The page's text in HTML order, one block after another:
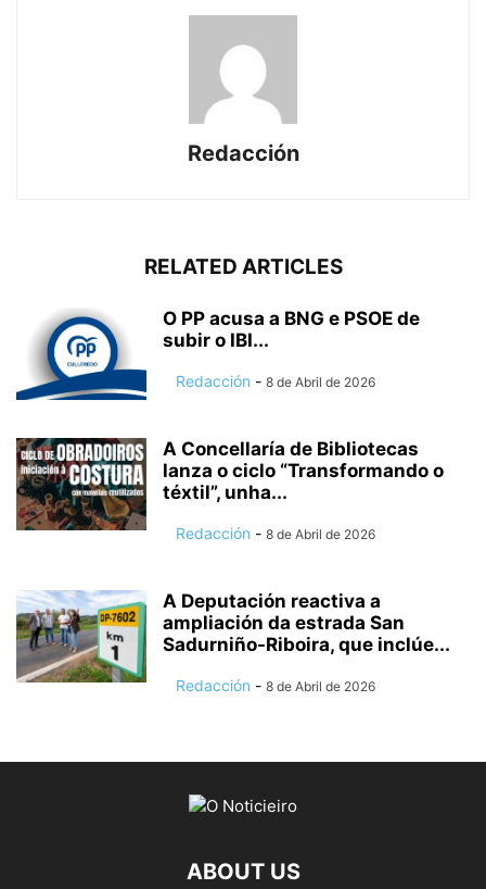
Redacción
RELATED ARTICLES
O PP acusa a BNG e PSOE de
subir o IBI...
Redacción - 8 de Abril de 2026
A Concellaría de Bibliotecas
lanza o ciclo “Transformando o
téxtil”, unha...
Redacción - 8 de Abril de 2026
A Deputación reactiva a
ampliación da estrada San
Sadurniño-Riboira, que inclúe...
Redacción - 8 de Abril de 2026
ABOUT US